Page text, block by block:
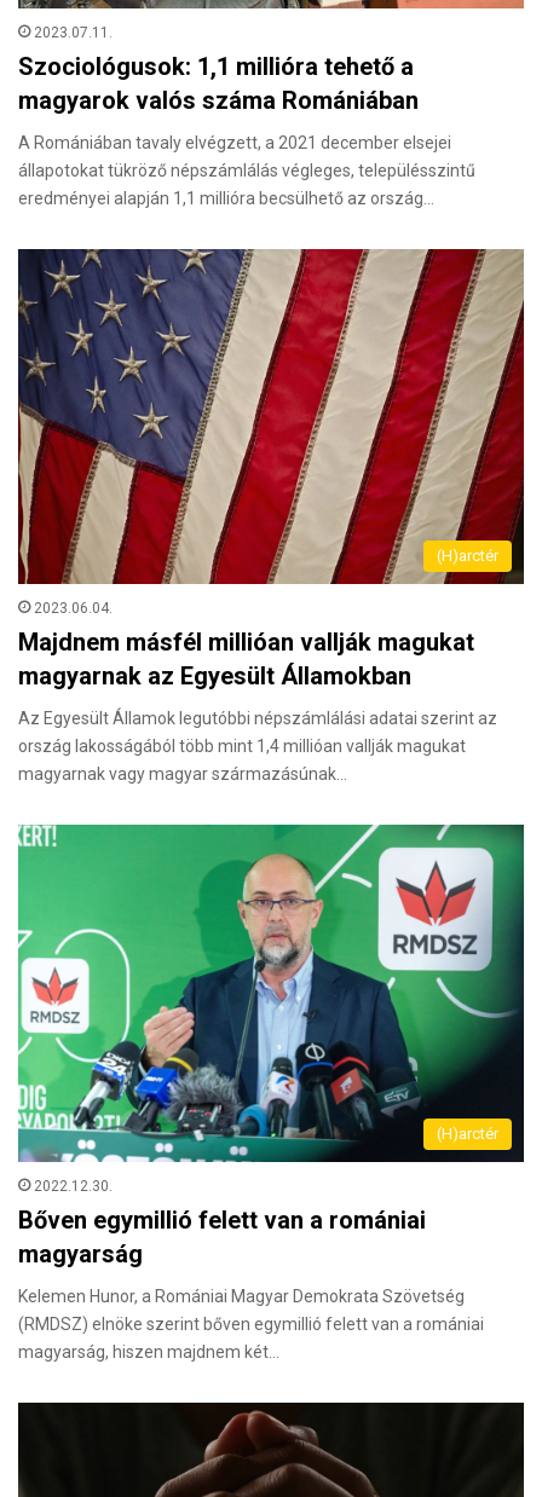
2023.07.11.
Szociológusok: 1,1 millióra tehető a
magyarok valós száma Romániában
A Romániában tavaly elvégzett, a 2021 december elsejei
állapotokat tükröző népszámlálás végleges, településszintű
eredményei alapján 1,1 millióra becsülhető az ország…
(H)arctér
2023.06.04.
Majdnem másfél millióan vallják magukat
magyarnak az Egyesült Államokban
Az Egyesült Államok legutóbbi népszámlálási adatai szerint az
ország lakosságából több mint 1,4 millióan vallják magukat
magyarnak vagy magyar származásúnak…
(H)arctér
2022.12.30.
Bőven egymillió felett van a romániai
magyarság
Kelemen Hunor, a Romániai Magyar Demokrata Szövetség
(RMDSZ) elnöke szerint bőven egymillió felett van a romániai
magyarság, hiszen majdnem két…